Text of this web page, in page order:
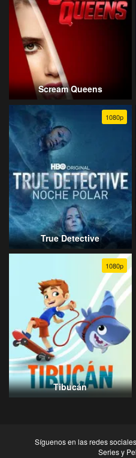
Scream Queens
1080p
True Detective
1080p
Tibucán
Síguenos en las redes
Series y